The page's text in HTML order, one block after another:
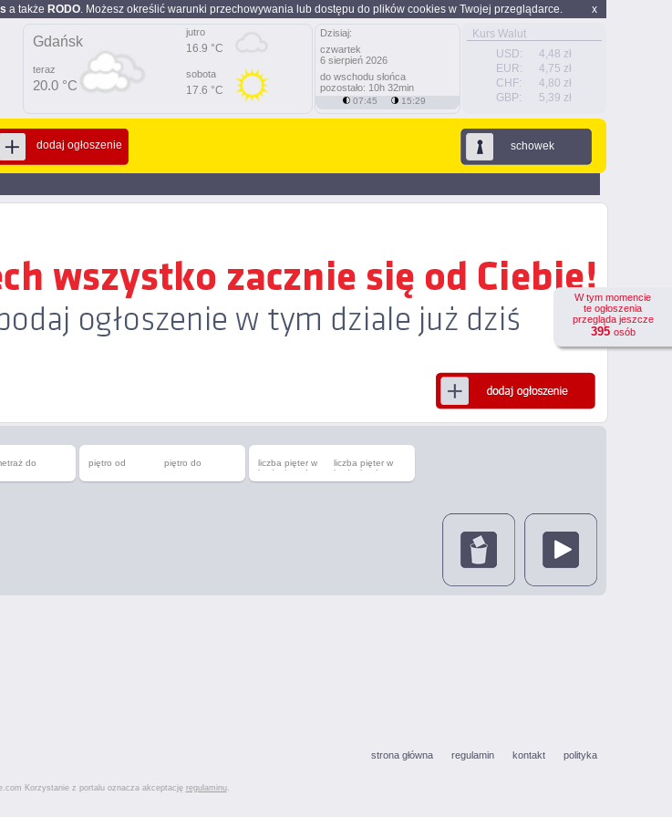
x
a także RODO. Możesz określić warunki przechowywania lub dostępu do plików cookies w Twojej przeglądarce.
Kurs Walut
USD:
4,48 zł
EUR:
4,75 zł
CHF:
4,80 zł
GBP:
5,39 zł
Gdańsk
teraz
20.0 °C
jutro
16.9 °C
sobota
17.6 °C
Dzisiaj:
czwartek
6 sierpień 2026
do wschodu słońca
pozostało: 10h 32min
07:45 15:29
schowek
dodaj ogłoszenie
W tym momencie
te ogłoszenia
przegląda jeszcze
395 osób
do piętro od piętro do
liczba pięter w
budynku od
liczba pięter w
budynku do
strona główna regulamin kontakt polityka
Korzystanie z portalu oznacza akceptację regulaminu.